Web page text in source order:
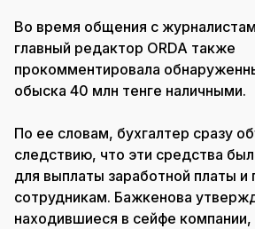
Во время общения с
главный редактор ORDA также
прокомментировала
обыска 40 млн тенге наличными.
По ее словам, бухгалтер сразу
следствию, что эти средства
для выплаты заработной платы и
сотрудникам. Бажкенова
находившиеся в сейфе компании,